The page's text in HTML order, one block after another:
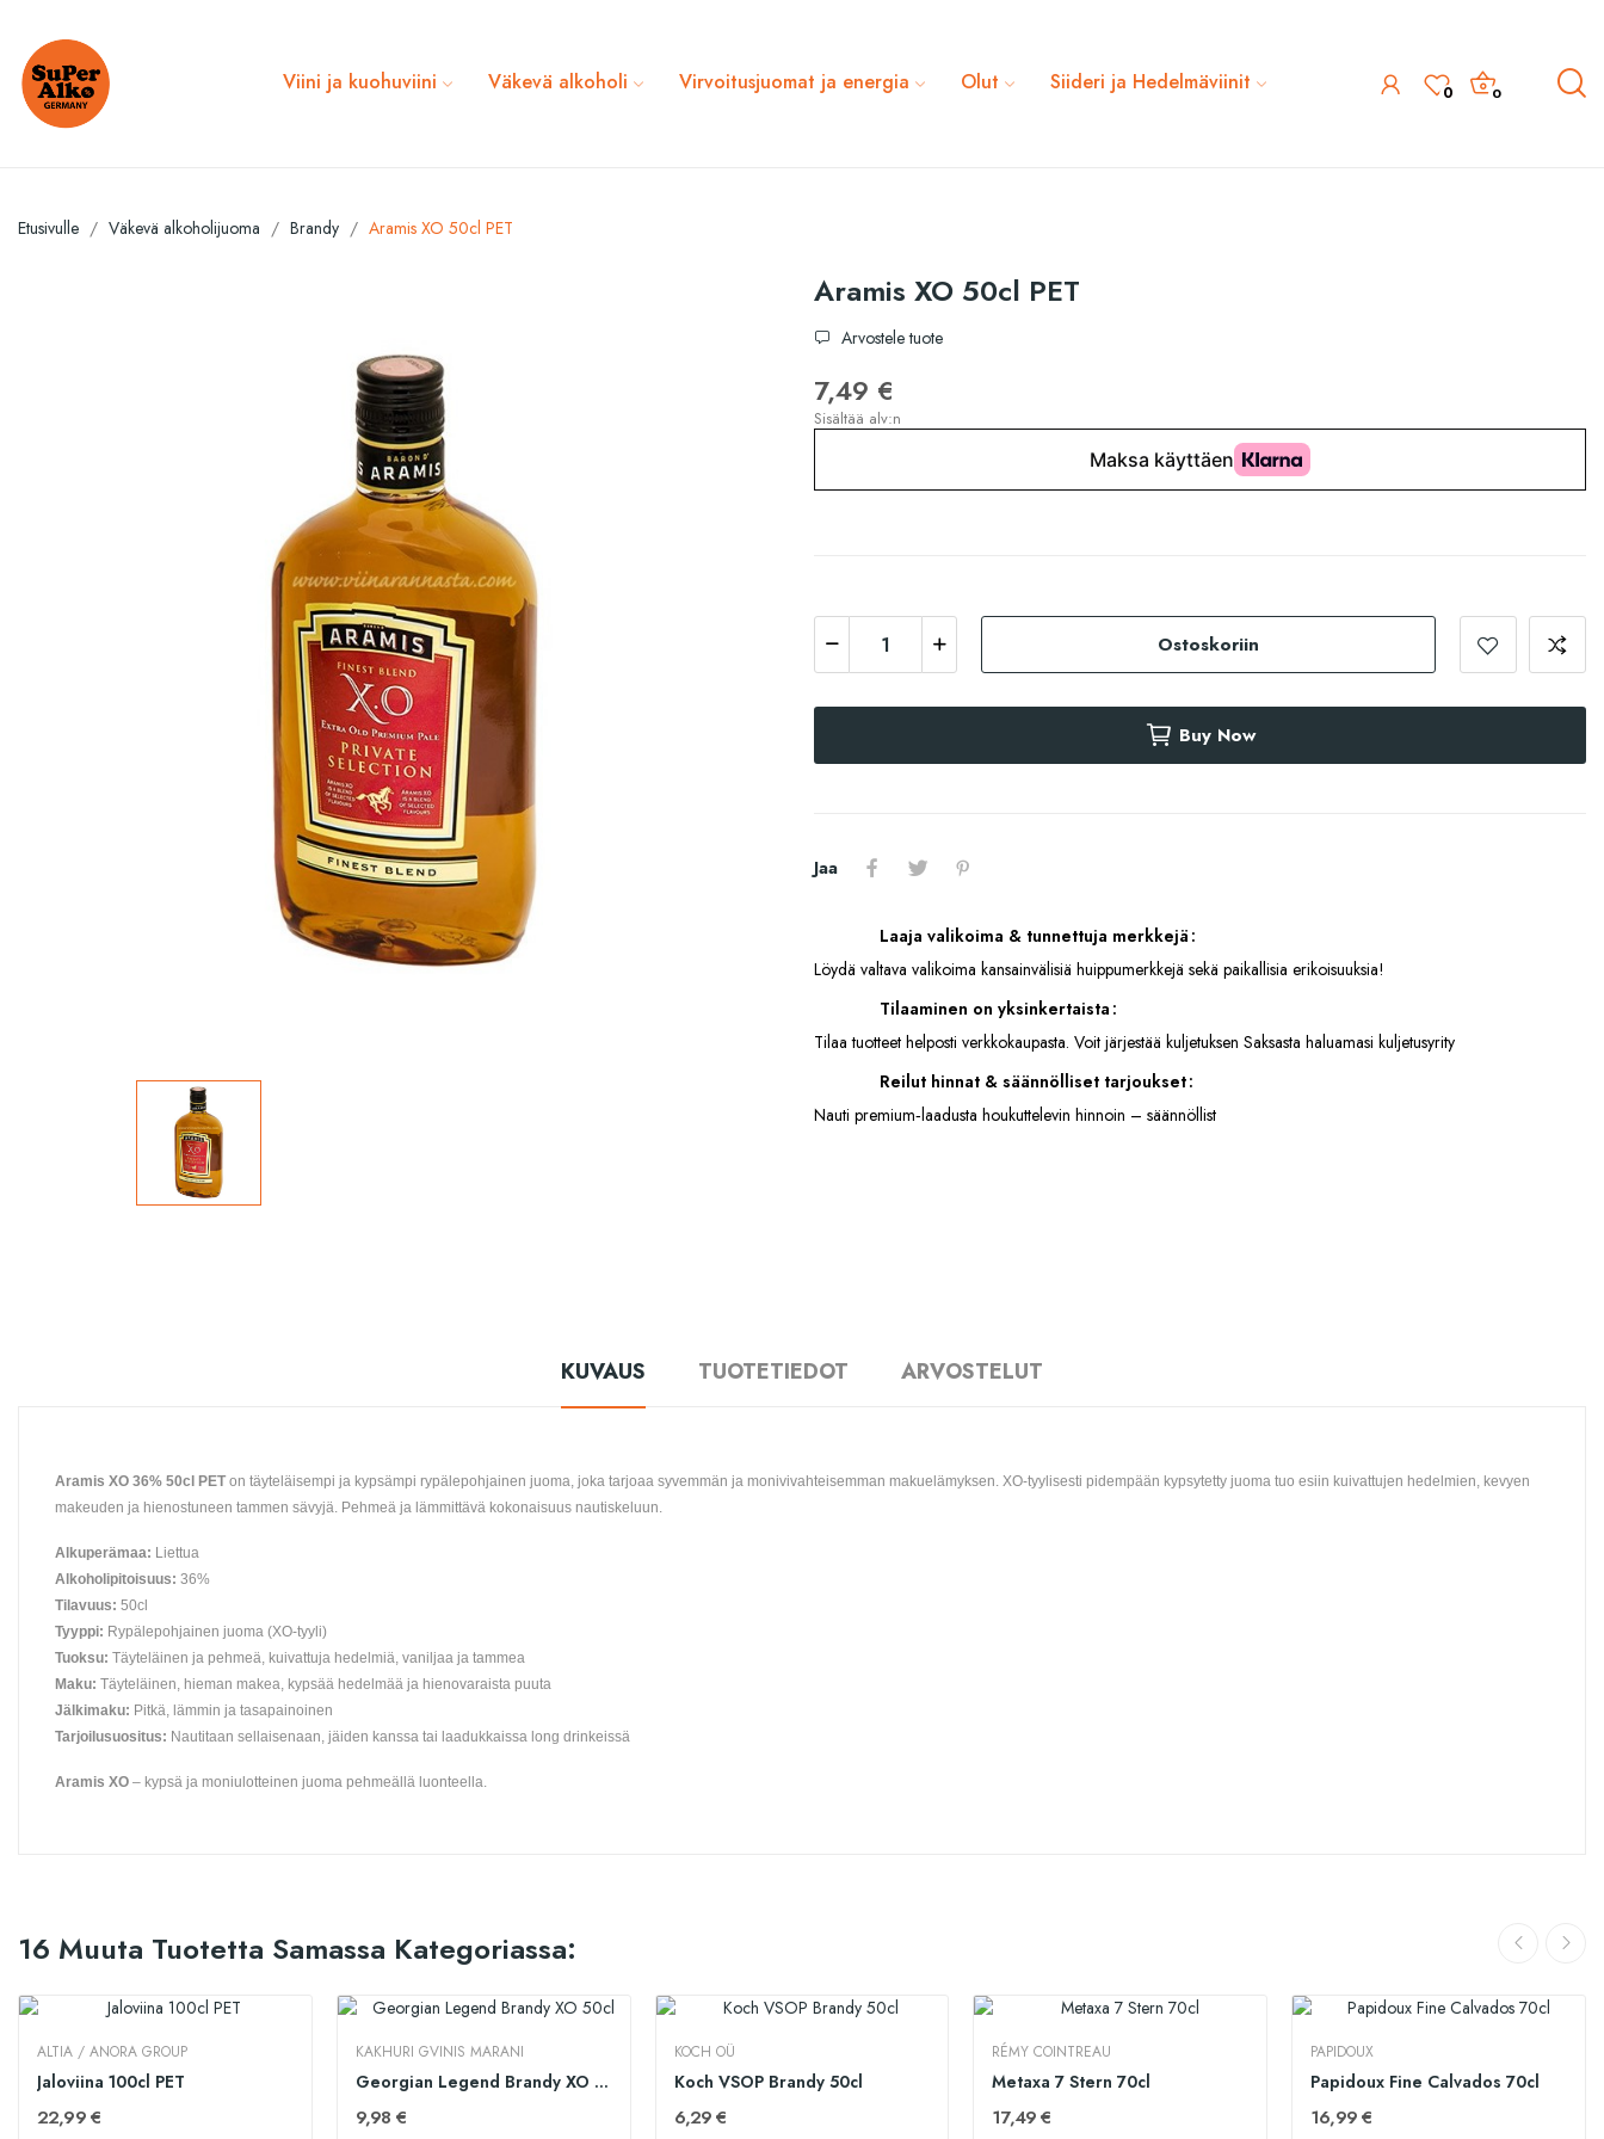
Viini ja kuohuviini Väkevä alkoholi Virvoitusjuomat ja energia Olut Siideri ja Hedelmäviinit 0 0
Etusivulle Väkevä alkoholijuoma Brandy Aramis XO 50cl PET
Aramis XO 50cl PET
Arvostele tuote
7,49 €
Sisältää alv:n
Ostoskoriin
Buy Now
Jaa
Laaja valikoima & tunnettuja merkkejä
Löydä valtava valikoima kansainvälisiä huippumerkkejä sekä paikallisia erikoisuuksia!
Tilaaminen on yksinkertaista
Tilaa tuotteet helposti verkkokaupasta. Voit järjestää kuljetuksen Saksasta haluamasi kuljetusyrity
Reilut hinnat & säännölliset tarjoukset
Nauti premium‑laadusta houkuttelevin hinnoin – säännöllist
KUVAUS TUOTETIEDOT ARVOSTELUT
Aramis XO 36% 50cl PETon täyteläisempi ja kypsämpi rypälepohjainen juoma, joka tarjoaa syvemmän ja monivivahteisemman makuelämyksen. XO-tyylisesti pidempään kypsytetty juoma tuo esiin kuivattujen hedelmien, kevyen
makeuden ja hienostuneen tammen sävyjä. Pehmeä ja lämmittävä kokonaisuus nautiskeluun.
Alkuperämaa: Liettua
Alkoholipitoisuus: 36%
Tilavuus: 50cl
Tyyppi: Rypälepohjainen juoma (XO-tyyli)
Tuoksu: Täyteläinen ja pehmeä, kuivattuja hedelmiä, vaniljaa ja tammea
Maku: Täyteläinen, hieman makea, kypsää hedelmää ja hienovaraista puuta
Jälkimaku: Pitkä, lämmin ja tasapainoinen
Tarjoilusuositus: Nautitaan sellaisenaan, jäiden kanssa tai laadukkaissa long drinkeissä
Aramis XO – kypsä ja moniulotteinen juoma pehmeällä luonteella.
16 Muuta Tuotetta Samassa Kategoriassa:
ALTIA / ANORA GROUP
Jaloviina 100cl PET
22,99 €
KAKHURI GVINIS MARANI
Georgian Legend Brandy XO 50cl
9,98 €
KOCH OÜ
Koch VSOP Brandy 50cl
6,29 €
RÉMY COINTREAU
Metaxa 7 Stern 70cl
17,49 €
PAPIDOUX
Papidoux Fine Calvados 70cl
16,99 €